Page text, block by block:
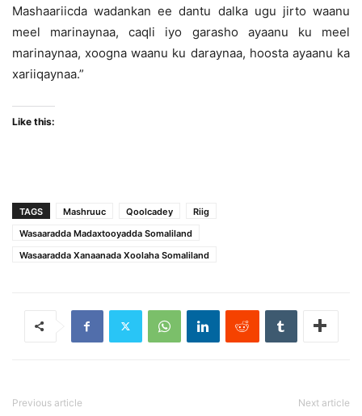
Mashaariicda wadankan ee dantu dalka ugu jirto waanu
meel marinaynaa, caqli iyo garasho ayaanu ku meel
marinaynaa, xoogna waanu ku daraynaa, hoosta ayaanu ka
xariiqaynaa.”
Like this:
TAGS Mashruuc Qoolcadey
Riig
Wasaaradda Madaxtooyadda Somaliland
Wasaaradda Xanaanada Xoolaha Somaliland
Previous article Next article